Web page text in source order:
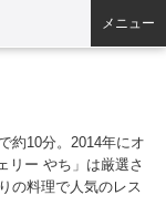
メニュー
約10分。2014年にオ
リー やち」は厳選さ
の料理で人気のレス